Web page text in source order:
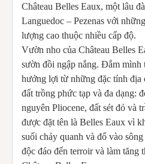
Château Belles Eaux, một lâu
Languedoc – Pezenas với
lượng cao thuộc nhiều cấp độ.
Vườn nho của Château Belles
sườn đồi ngập nắng. Đắm mình
hưởng lợi từ những đặc tính địa
đất trồng phức tạp và đa dạng:
nguyên Pliocene, đất sét đỏ và
được đặt tên là Belles Eaux vì
suối chảy quanh và đổ vào
độc đáo đến terroir và làm tăng